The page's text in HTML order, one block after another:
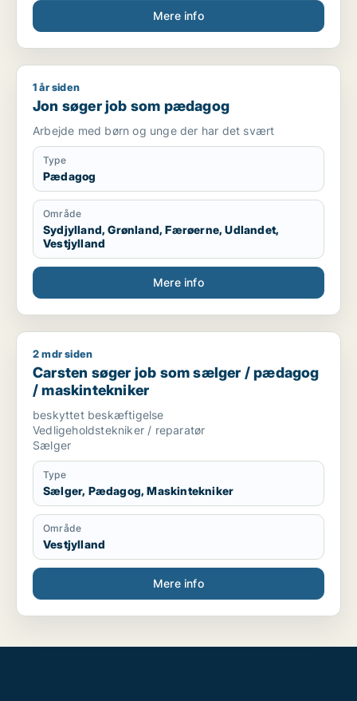
Kørekort kategori B
Mødestabil
Ansvarsbevidst
Hurtig til at lære nye arbejdsopgaver
Trives med fysisk arbejde
Kan arbejde selvstændigt og i teams
Sprog
Dansk – flydende
Engelsk – grundlæggende/godt niveau
Mere info
Jon søger job som pædagog
1 år siden
Jon søger job som pædagog
Arbejde med børn og unge der har det svært
Type
Pædagog
Område
Sydjylland, Grønland, Færøerne, Udlandet,
Vestjylland
Mere info
Carsten søger job som sælger / pædagog / maskintekniker
2 mdr siden
Carsten søger job som sælger / pædagog
/ maskintekniker
beskyttet beskæftigelse
Vedligeholdstekniker / reparatør
Sælger
Type
Sælger, Pædagog, Maskintekniker
Område
Vestjylland
Mere info